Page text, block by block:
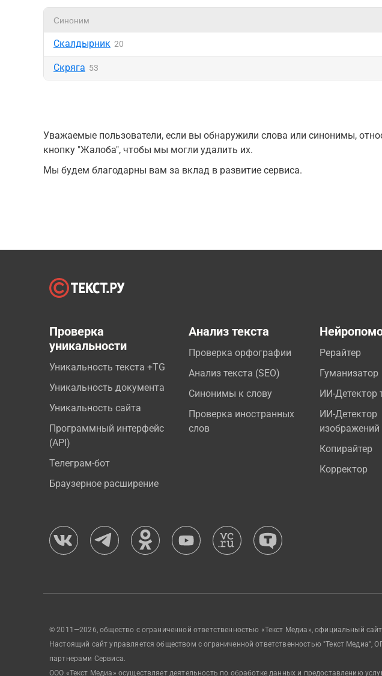
Синоним
Скалдырник 20
Скряга 53
Уважаемые пользователи, если вы обнаружили слова или синонимы,
кнопку "Жалоба", чтобы мы могли удалить их.
Мы будем благодарны вам за вклад в развитие сервиса.
Проверка
уникальности
Уникальность текста +TG
Уникальность документа
Уникальность сайта
Программный интерфейс
(API)
Телеграм-бот
Браузерное расширение
Анализ текста
Проверка орфографии
Анализ текста (SEO)
Синонимы к слову
Проверка иностранных
слов
Рерайтер
Гуманизатор
ИИ-Детектор
ИИ-Детектор
изображений
Копирайтер
Корректор
© 2011—2026, общество с ограниченной ответственностью «Текст Медиа», официальный
Настоящий сайт управляется обществом с ограниченной ответственностью "Текст
партнерами Сервиса.
ООО «Текст Медиа» осуществляет деятельность по обработке данных и предоставлению